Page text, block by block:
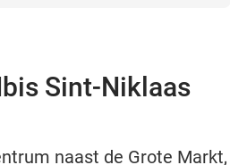
Sint-Niklaas
naast de Grote Markt,